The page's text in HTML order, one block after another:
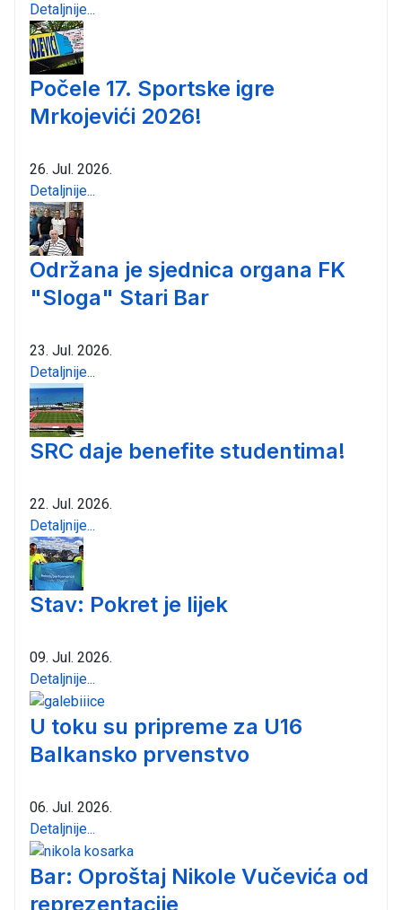
Detaljnije...
Počele 17. Sportske igre
Mrkojevići 2026!
26. Jul. 2026.
Detaljnije...
Održana je sjednica organa FK
"Sloga" Stari Bar
23. Jul. 2026.
Detaljnije...
SRC daje benefite studentima!
22. Jul. 2026.
Detaljnije...
Stav: Pokret je lijek
09. Jul. 2026.
Detaljnije...
U toku su pripreme za U16
Balkansko prvenstvo
06. Jul. 2026.
Detaljnije...
Bar: Oproštaj Nikole Vučevića od
reprezentacije